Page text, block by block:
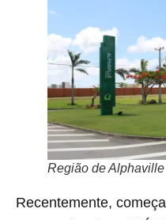
Região de Alphaville
Recentemente,